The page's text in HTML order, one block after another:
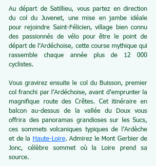
Au départ de Satillieu, vous partez en direction
du col du Juvenet, une mise en jambe idéale
pour rejoindre Saint-Félicien, village bien connu
des passionnés de vélo pour être le point de
départ de l’Ardéchoise, cette course mythique qui
rassemble chaque année plus de 12 000
cyclistes.
Vous gravirez ensuite le col du Buisson, premier
col franchi par l’Ardéchoise, avant d’emprunter la
magnifique route des Crêtes. Cet itinéraire en
balcon au-dessus de la vallée du Doux vous
offrira des panoramas grandioses sur les Sucs,
ces sommets volcaniques typiques de l’Ardèche
et de la
Haute-Loire. Admirez le Mont Gerbier de
Jonc, célèbre sommet où la Loire prend sa
source.